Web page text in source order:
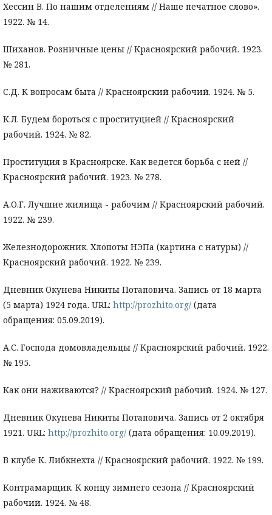
Хессин В. По нашим отделениям // Наше печатное слово».
1922. № 14.
Шиханов. Розничные цены // Красноярский рабочий. 1923.
№ 281.
С.Д. К вопросам быта // Красноярский рабочий. 1924. № 5.
К.Л. Будем бороться с проституцией // Красноярский
рабочий. 1924. № 82.
Проституция в Красноярске. Как ведется борьба с ней //
Красноярский рабочий. 1923. № 278.
А.О.Г. Лучшие жилища - рабочим // Красноярский рабочий.
1922. № 239.
Железнодорожник. Хлопоты НЭПа (картина с натуры) //
Красноярский рабочий. 1922. № 239.
Дневник Окунева Никиты Потаповича. Запись от 18 марта
(5 марта) 1924 года. URL: http://prozhito.org/ (дата
обращения: 05.09.2019).
А.С. Господа домовладельцы // Красноярский рабочий. 1922.
№ 195.
Как они наживаются? // Красноярский рабочий. 1924. № 127.
Дневник Окунева Никиты Потаповича. Запись от 2 октября
1921. URL: http://prozhito.org/ (дата обращения: 10.09.2019).
В клубе К. Либкнехта // Красноярский рабочий. 1922. № 199.
Контрамарщик. К концу зимнего сезона // Красноярский
рабочий. 1924. № 48.